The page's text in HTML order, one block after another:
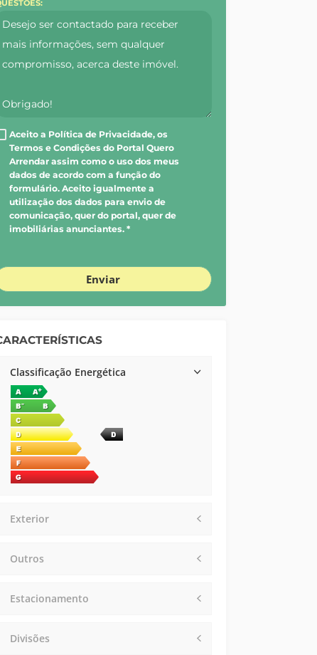
Aceito a Política de Privacidade, os
Termos e Condições do Portal Quero
Arrendar assim como o uso dos meus
dados de acordo com a função do
formulário. Aceito igualmente a
utilização dos dados para envio de
comunicação, quer do portal, quer de
imobiliárias anunciantes. *
Enviar
Classificação Energética
Exterior
Outros
Estacionamento
Divisões